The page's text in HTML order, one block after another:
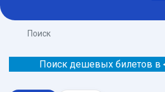
Поиск
Поиск дешевых билетов в